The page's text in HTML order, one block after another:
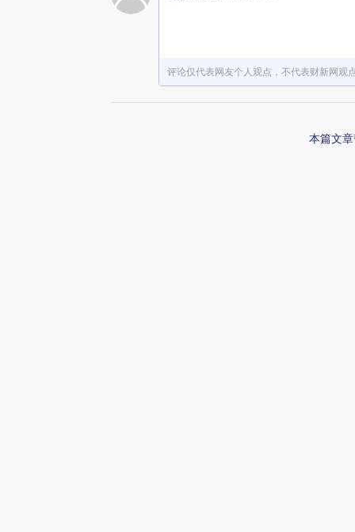
评论仅代表网友个人观点，不代表财新网观
本篇文